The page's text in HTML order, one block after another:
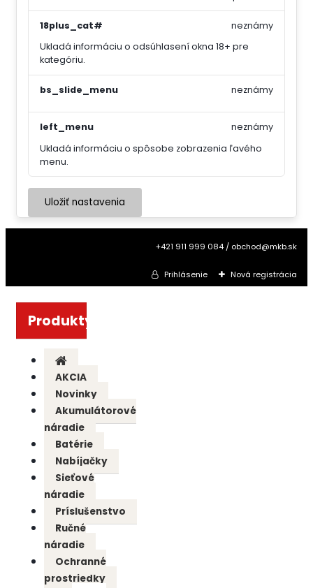
18plus_cat#
Ukladá informáciu o odsúhlasení okna 18+ pre
kategóriu.
neznámy
bs_slide_menu neznámy
left_menu
Ukladá informáciu o spôsobe zobrazenia ľavého
menu.
neznámy
Uložiť nastavenia
+421 911 999 084 / obchod@mkb.sk
Prihlásenie Nová registrácia
Produkty
AKCIA
Novinky
Akumulátorové
náradie
Batérie
Nabíjačky
Sieťové
náradie
Príslušenstvo
Ručné
náradie
Ochranné
prostriedky